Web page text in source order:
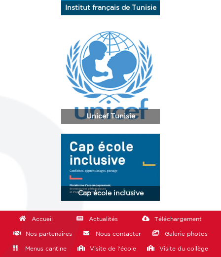
Institut français de Tunisie
Unicef Tunisie
Cap école inclusive
Accueil Actualités Téléchargement
Nos partenaires Nous contacter Galerie photos
Menus cantine Visite de l'école Visite du collège